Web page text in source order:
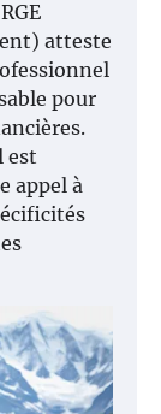
atteste
pour
est
appel à